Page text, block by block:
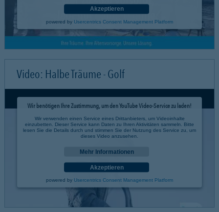
Akzeptieren
powered by Usercentrics Consent Management Platform
Video: Halbe Träume - Golf
Wir benötigen Ihre Zustimmung, um den YouTube Video-Service zu laden!
Wir verwenden einen Service eines Drittanbieters, um Videoinhalte
einzubetten. Dieser Service kann Daten zu Ihren Aktivitäten sammeln. Bitte
lesen Sie die Details durch und stimmen Sie der Nutzung des Service zu, um
dieses Video anzusehen.
Mehr Informationen
Akzeptieren
powered by Usercentrics Consent Management Platform